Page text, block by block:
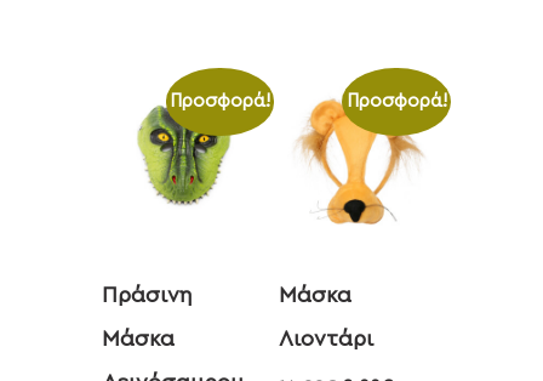
Προσφορά!
Πράσινη
Μάσκα
Προσφορά!
Μάσκα
Λιοντάρι